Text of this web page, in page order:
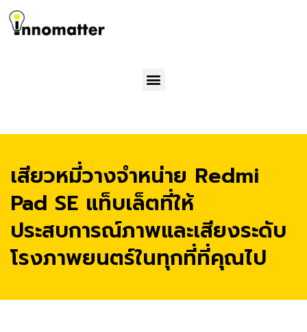
Menu
เสียวหมี่วางจำหน่าย Redmi
Pad SE แท็บเล็ตที่ให้
ประสบการณ์ภาพและเสียงระดับ
โรงภาพยนตร์ในทุกที่ที่คุณไป